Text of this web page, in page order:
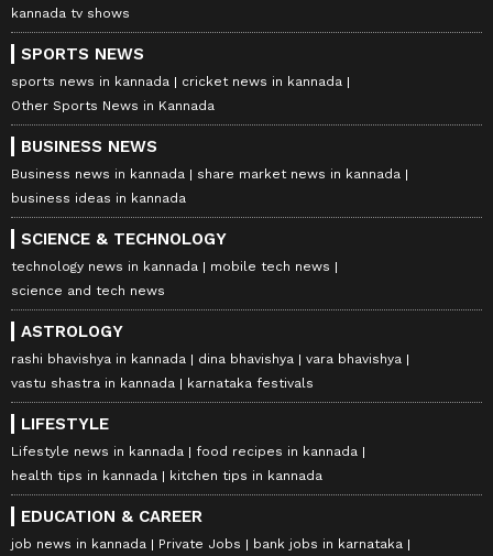
kannada tv shows
SPORTS NEWS
sports news in kannada
cricket news in kannada
Other Sports News in Kannada
BUSINESS NEWS
Business news in kannada
share market news in kannada
business ideas in kannada
SCIENCE & TECHNOLOGY
technology news in kannada
mobile tech news
science and tech news
ASTROLOGY
rashi bhavishya in kannada dina bhavishya
vara bhavishya
vastu shastra in kannada
karnataka festivals
LIFESTYLE
Lifestyle news in kannada
food recipes in kannada
health tips in kannada
kitchen tips in kannada
EDUCATION & CAREER
job news in kannada Private Jobs bank jobs in karnataka